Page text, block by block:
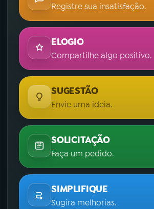
Registre sua insatisfação.
ELOGIO
Compartilhe algo positivo.
SUGESTÃO
Envie uma ideia.
SOLICITAÇÃO
Faça um pedido.
SIMPLIFIQUE
Sugira melhorias.